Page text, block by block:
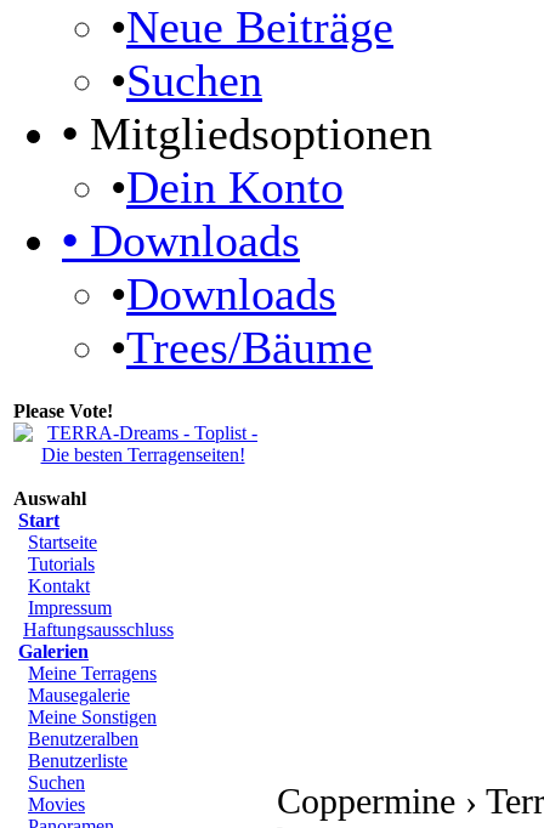
•Neue Beiträge
•Suchen
• Mitgliedsoptionen
•Dein Konto
• Downloads
•Downloads
•Trees/Bäume
Please Vote!
Auswahl
Start
Startseite
Tutorials
Kontakt
Impressum
Haftungsausschluss
Galerien
Meine Terragens
Mausegalerie
Meine Sonstigen
Benutzeralben
Benutzerliste
Suchen
Movies
Coppermine ›